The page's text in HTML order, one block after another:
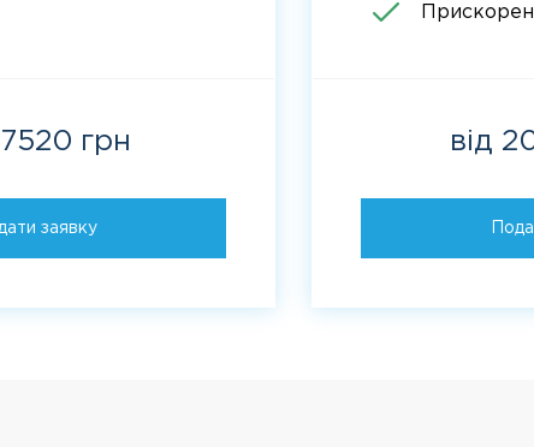
грн
заявку
від